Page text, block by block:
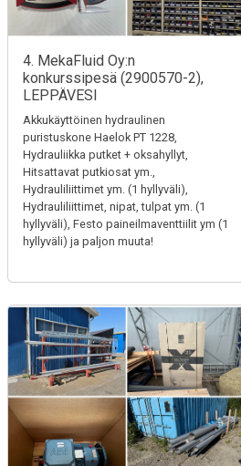
4. MekaFluid Oy:n
konkurssipesä (2900570-2),
LEPPÄVESI
Akkukäyttöinen hydraulinen
puristuskone Haelok PT 1228,
Hydrauliikka putket + oksahyllyt,
Hitsattavat putkiosat ym.,
Hydrauliliittimet ym. (1 hyllyväli),
Hydrauliliittimet, nipat, tulpat ym. (1
hyllyväli), Festo paineilmaventtiilit ym (1
hyllyväli) ja paljon muuta!